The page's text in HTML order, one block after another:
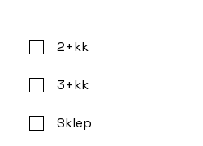
2+kk
3+kk
Sklep